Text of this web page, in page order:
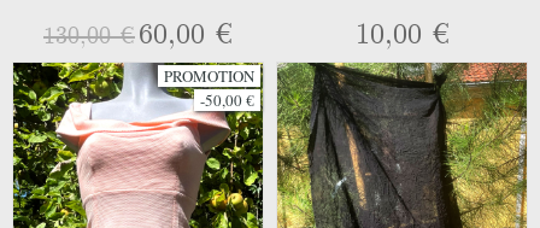
130,00 €60,00 € 10,00 €
PROMOTION
-50,00 €